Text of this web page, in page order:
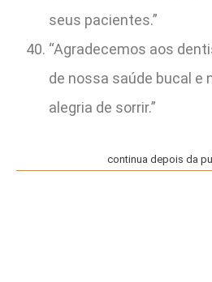
seus pacientes.”
“Agradecemos aos
de nossa saúde bucal e
alegria de sorrir.”
continua depois da